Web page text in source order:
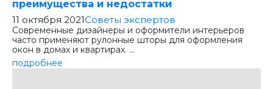
преимущества и недостатки
11 октября 2021Советы экспертов
Современные дизайнеры и оформители интерьеров
часто применяют рулонные шторы для оформления
окон в домах и квартирах. ...
подробнее